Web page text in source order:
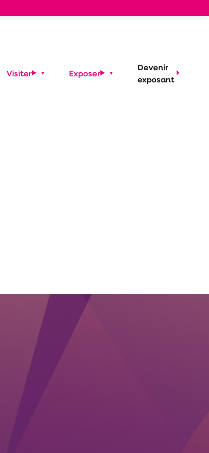
Visiter Exposer
Devenir
exposant